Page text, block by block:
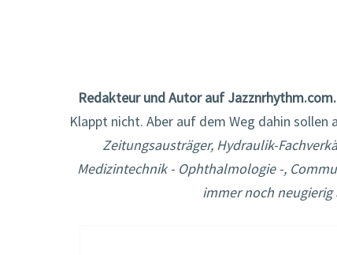
Redakteur und Autor auf Jazznrhythm.com.
Klappt nicht. Aber auf dem Weg dahin sollen
Zeitungsausträger, Hydraulik-
Medizintechnik - Ophthalmologie -,
immer noch